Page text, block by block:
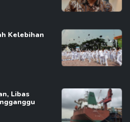
Kelebihan
Libas